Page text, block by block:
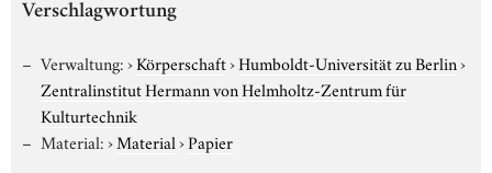
Verschlagwortung
Verwaltung:›Körperschaft›Humboldt-Universität zu Berlin›
Zentralinstitut Hermann von Helmholtz-Zentrum für
Kulturtechnik
Material:›Material›Papier